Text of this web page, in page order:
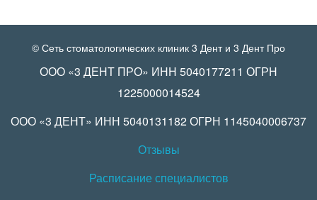
© Сеть стоматологических клиник 3 Дент и 3 Дент Про
ООО «3 ДЕНТ ПРО» ИНН 5040177211 ОГРН
1225000014524
ООО «3 ДЕНТ» ИНН 5040131182 ОГРН 1145040006737
Отзывы
Расписание специалистов